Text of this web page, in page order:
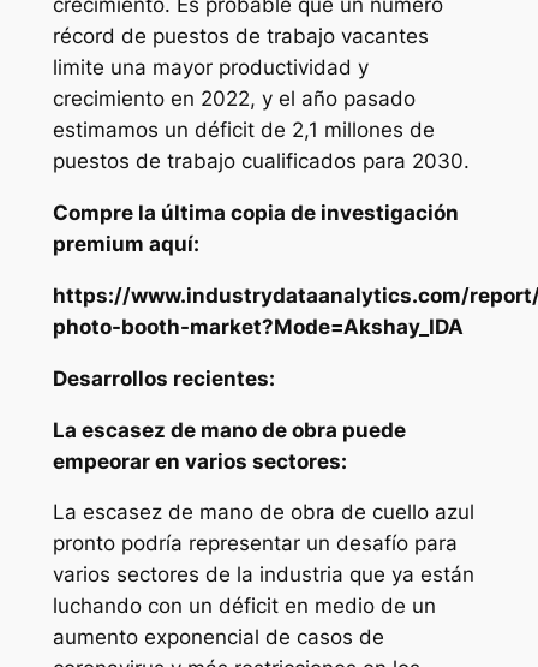
crecimiento. Es probable que un número
récord de puestos de trabajo vacantes
limite una mayor productividad y
crecimiento en 2022, y el año pasado
estimamos un déficit de 2,1 millones de
puestos de trabajo cualificados para 2030.
Compre la última copia de investigación
premium aquí:
https://www.industrydataanalytics.com/
photo-booth-market?Mode=Akshay_IDA
Desarrollos recientes:
La escasez de mano de obra puede
empeorar en varios sectores:
La escasez de mano de obra de cuello azul
pronto podría representar un desafío para
varios sectores de la industria que ya están
luchando con un déficit en medio de un
aumento exponencial de casos de